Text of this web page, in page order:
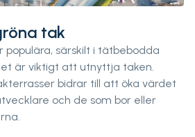
tak
populära, särskilt i tätbebodda
är viktigt att utnyttja taken.
bidrar till att öka värdet
och de som bor eller